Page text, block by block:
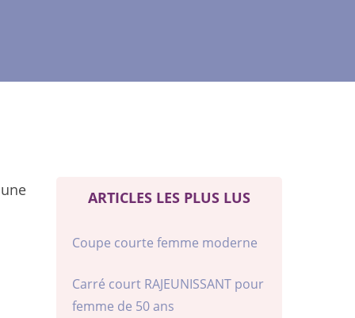
ARTICLES LES PLUS LUS
Coupe courte femme moderne
Carré court RAJEUNISSANT pour
femme de 50 ans